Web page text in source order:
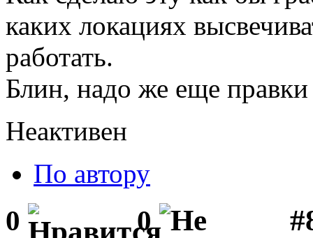
каких локациях
работать.
Блин, надо же еще правки
Неактивен
По автору
0 0